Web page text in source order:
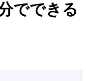
でできる